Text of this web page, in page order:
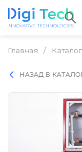
Главная Каталог
НАЗАД В